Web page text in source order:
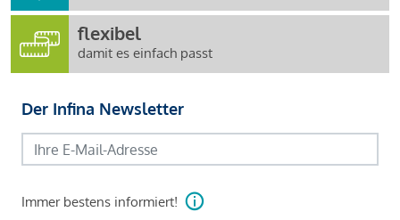
flexibel
damit es einfach passt
Der Infina Newsletter
Immer bestens informiert!